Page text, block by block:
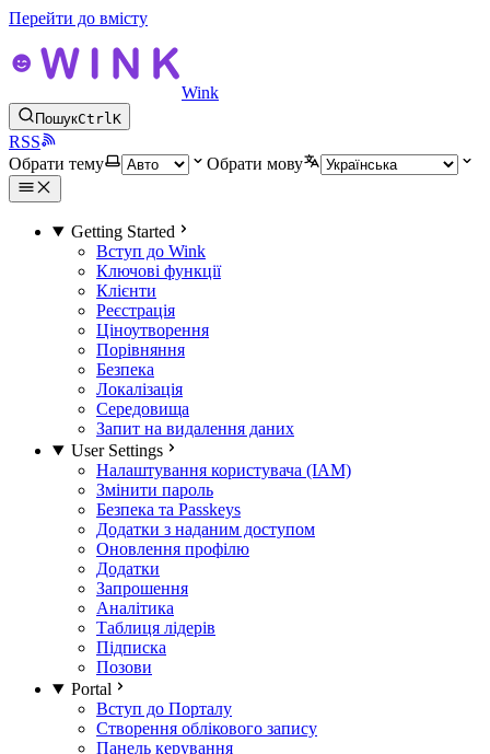
Перейти до вмісту
Wink
ПошукCtrlK
RSS
Обрати тему
Обрати мову
Getting Started
Вступ до Wink
Ключові функції
Клієнти
Реєстрація
Ціноутворення
Порівняння
Безпека
Локалізація
Середовища
Запит на видалення даних
User Settings
Налаштування користувача (IAM)
Змінити пароль
Безпека та Passkeys
Додатки з наданим доступом
Оновлення профілю
Додатки
Запрошення
Аналітика
Таблиця лідерів
Підписка
Позови
Portal
Вступ до Порталу
Створення облікового запису
Панель керування